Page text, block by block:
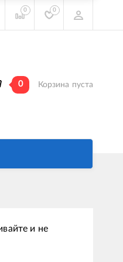
0 0
0 Корзина пуста
и не